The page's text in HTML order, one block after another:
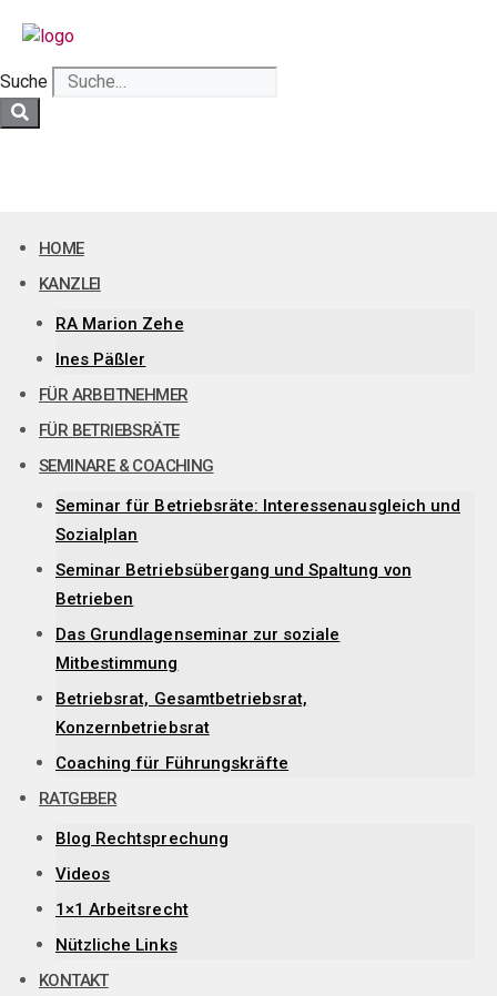
Inhalt
springen
Suche
HOME
KANZLEI
RA Marion Zehe
Ines Päßler
FÜR ARBEITNEHMER
FÜR BETRIEBSRÄTE
SEMINARE & COACHING
Seminar für Betriebsräte: Interessenausgleich und
Sozialplan
Seminar Betriebsübergang und Spaltung von
Betrieben
Das Grundlagenseminar zur soziale
Mitbestimmung
Betriebsrat, Gesamtbetriebsrat,
Konzernbetriebsrat
Coaching für Führungskräfte
RATGEBER
Blog Rechtsprechung
Videos
1×1 Arbeitsrecht
Nützliche Links
KONTAKT